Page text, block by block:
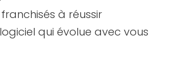
à réussir
qui évolue avec vous